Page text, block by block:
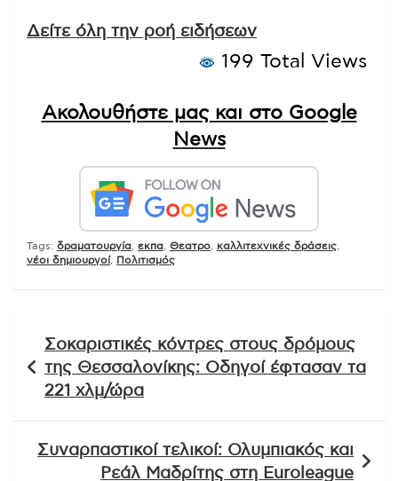
Δείτε όλη την ροή ειδήσεων
199 Total Views
Ακολουθήστε μας και στο Google
News
Tags: δραματουργία εκπα Θεατρο καλλιτεχνικές δράσεις
νέοι δημιουργοί, Πολιτισμός
άρθρων
Σοκαριστικές κόντρες στους δρόμους
της Θεσσαλονίκης: Οδηγοί έφτασαν τα
221 χλμ/ώρα
Συναρπαστικοί τελικοί: Ολυμπιακός και
Ρεάλ Μαδρίτης στη Euroleague